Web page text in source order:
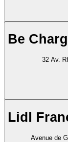
Be
32 Av.
Lidl
Avenue de